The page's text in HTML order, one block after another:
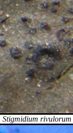
Stigmidium rivulorum